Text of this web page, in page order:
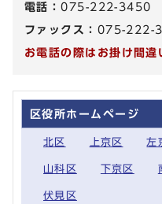
電話：075-222-3450
ファックス： 075-222-
お電話の際はお掛け間違
区役所ホームページ
北区 上京区 左
山科区 下京区
伏見区